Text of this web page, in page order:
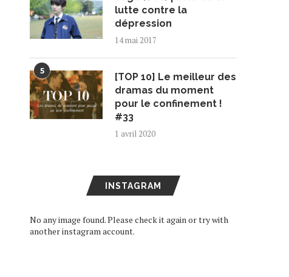
lutte contre la
dépression
14 mai 2017
5
[TOP 10] Le meilleur des
dramas du moment
pour le confinement !
#33
1 avril 2020
INSTAGRAM
No any image found. Please check it again or try with
another instagram account.